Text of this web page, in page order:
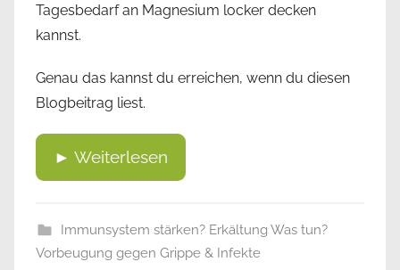
Tagesbedarf an Magnesium locker decken
kannst.
Genau das kannst du erreichen, wenn du diesen
Blogbeitrag liest.
► Weiterlesen
Immunsystem stärken? Erkältung Was tun?
Vorbeugung gegen Grippe & Infekte